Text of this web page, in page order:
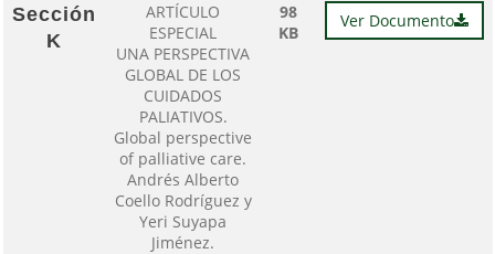
Sección
K
ARTÍCULO
ESPECIAL
UNA PERSPECTIVA
GLOBAL DE LOS
CUIDADOS
PALIATIVOS.
Global perspective
of palliative care.
Andrés Alberto
Coello Rodríguez y
Yeri Suyapa
Jiménez.
98
KB
Ver Documento